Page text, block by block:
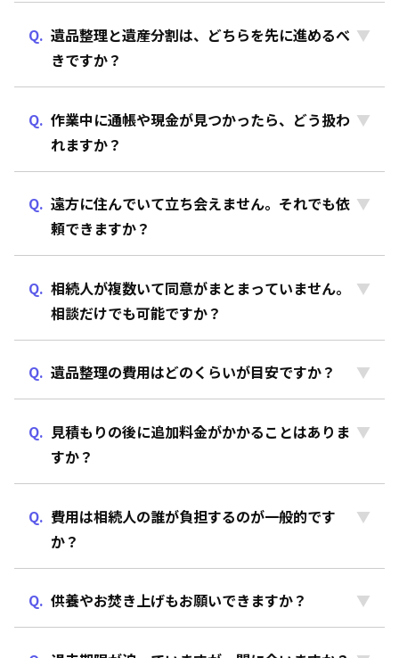
遺品整理と遺産分割は、どちらを先に進めるべ
きですか？
作業中に通帳や現金が見つかったら、どう扱わ
れますか？
遠方に住んでいて立ち会えません。それでも依
頼できますか？
相続人が複数いて同意がまとまっていません。
相談だけでも可能ですか？
遺品整理の費用はどのくらいが目安ですか？
見積もりの後に追加料金がかかることはありま
すか？
費用は相続人の誰が負担するのが一般的です
か？
供養やお焚き上げもお願いできますか？